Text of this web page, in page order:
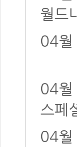
월드
04월
04월
스페
04월